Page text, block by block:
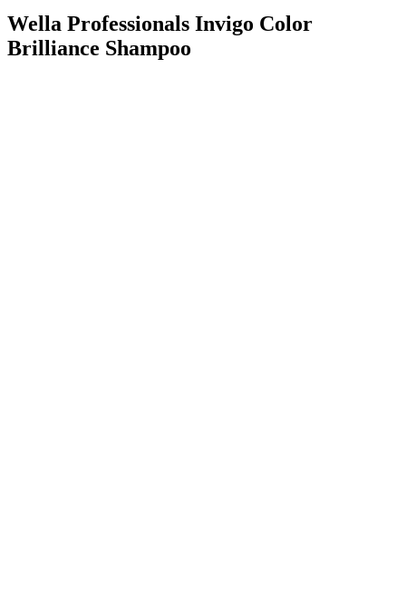
Wella Professionals Invigo Color
Brilliance Shampoo